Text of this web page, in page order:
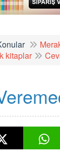
kitaplar